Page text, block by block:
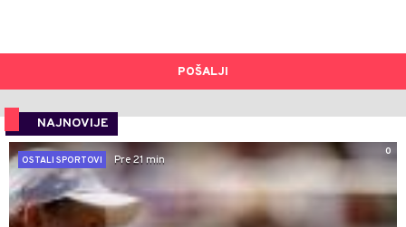
POŠALJI
NAJNOVIJE
0
OSTALI SPORTOVI
Pre 21 min